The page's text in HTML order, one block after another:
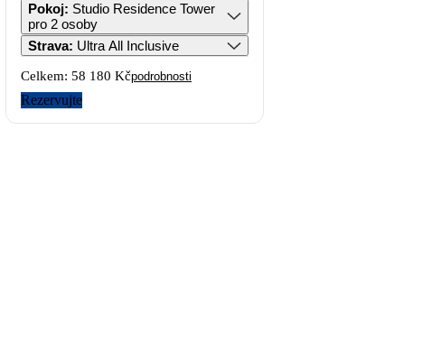
Pokoj: Studio Residence Tower
pro 2 osoby
Strava: Ultra All Inclusive
Celkem: 58 180 Kčpodrobnosti
Rezervujte